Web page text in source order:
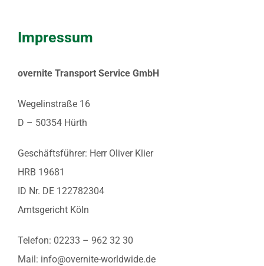
Impressum
overnite Transport Service GmbH
Wegelinstraße 16
D – 50354 Hürth
Geschäftsführer: Herr Oliver Klier
HRB 19681
ID Nr. DE 122782304
Amtsgericht Köln
Telefon: 02233 – 962 32 30
Mail: info@overnite-worldwide.de